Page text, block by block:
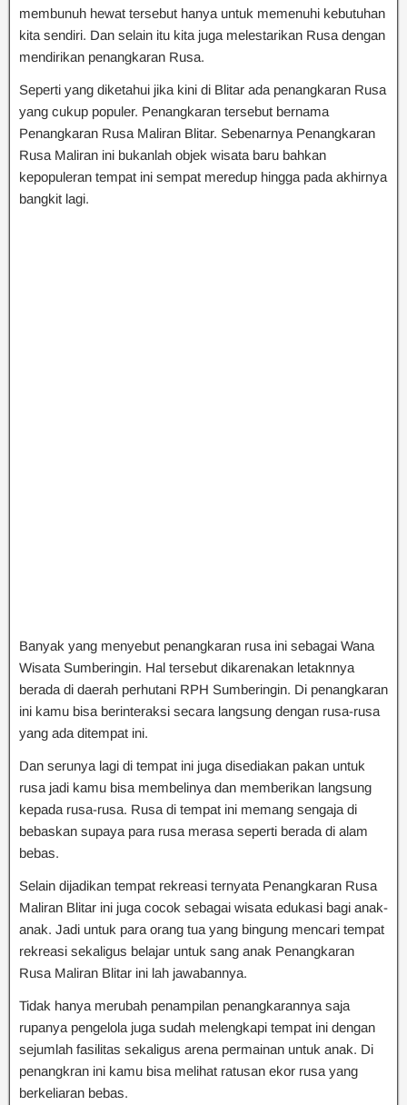
membunuh hewat tersebut hanya untuk memenuhi kebutuhan
kita sendiri. Dan selain itu kita juga melestarikan Rusa dengan
mendirikan penangkaran Rusa.
Seperti yang diketahui jika kini di Blitar ada penangkaran Rusa
yang cukup populer. Penangkaran tersebut bernama
Penangkaran Rusa Maliran Blitar. Sebenarnya Penangkaran
Rusa Maliran ini bukanlah objek wisata baru bahkan
kepopuleran tempat ini sempat meredup hingga pada akhirnya
bangkit lagi.
Banyak yang menyebut penangkaran rusa ini sebagai Wana
Wisata Sumberingin. Hal tersebut dikarenakan letaknnya
berada di daerah perhutani RPH Sumberingin. Di penangkaran
ini kamu bisa berinteraksi secara langsung dengan rusa-rusa
yang ada ditempat ini.
Dan serunya lagi di tempat ini juga disediakan pakan untuk
rusa jadi kamu bisa membelinya dan memberikan langsung
kepada rusa-rusa. Rusa di tempat ini memang sengaja di
bebaskan supaya para rusa merasa seperti berada di alam
bebas.
Selain dijadikan tempat rekreasi ternyata Penangkaran Rusa
Maliran Blitar ini juga cocok sebagai wisata edukasi bagi anak-
anak. Jadi untuk para orang tua yang bingung mencari tempat
rekreasi sekaligus belajar untuk sang anak Penangkaran
Rusa Maliran Blitar ini lah jawabannya.
Tidak hanya merubah penampilan penangkarannya saja
rupanya pengelola juga sudah melengkapi tempat ini dengan
sejumlah fasilitas sekaligus arena permainan untuk anak. Di
penangkran ini kamu bisa melihat ratusan ekor rusa yang
berkeliaran bebas.